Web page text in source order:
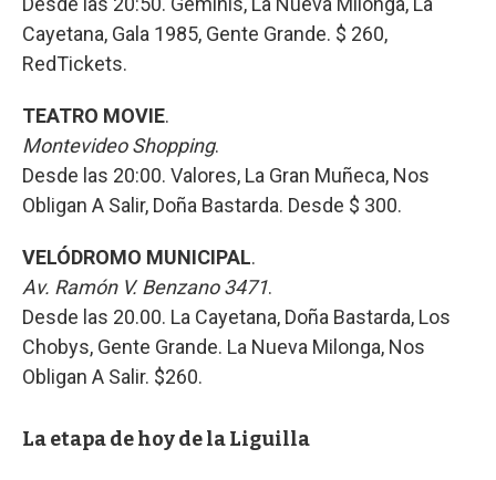
Cayetana, Gala 1985, Gente Grande. $ 260,
RedTickets.
TEATRO MOVIE.
Montevideo Shopping.
Desde las 20:00. Valores, La Gran Muñeca, Nos
Obligan A Salir, Doña Bastarda. Desde $ 300.
VELÓDROMO MUNICIPAL.
Av. Ramón V. Benzano 3471.
Desde las 20.00. La Cayetana, Doña Bastarda, Los
Chobys, Gente Grande. La Nueva Milonga, Nos
Obligan A Salir. $260.
La etapa de hoy de la Liguilla